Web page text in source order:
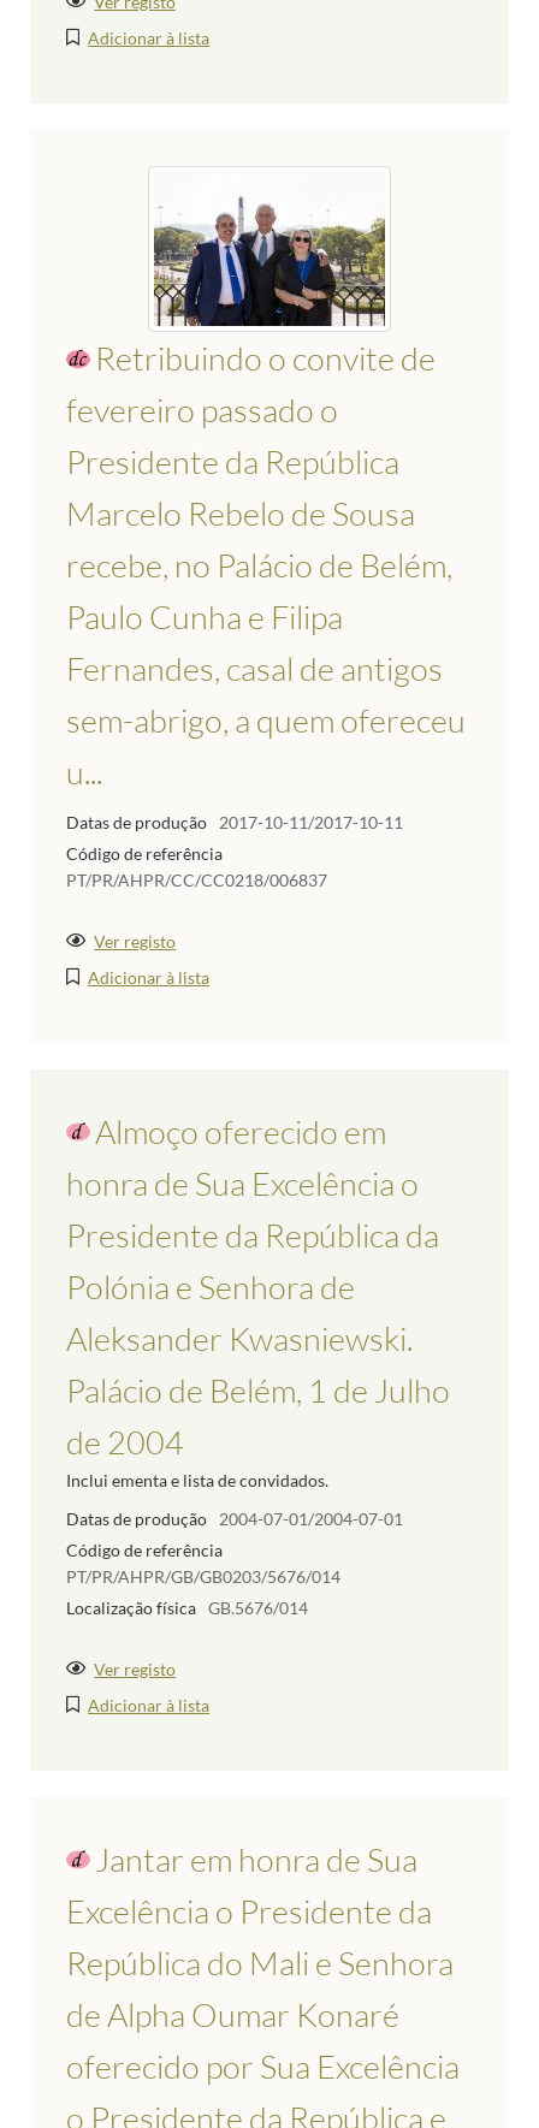
Adicionar à lista
Retribuindo o convite de
fevereiro passado o
Presidente da República
Marcelo Rebelo de Sousa
recebe, no Palácio de Belém,
Paulo Cunha e Filipa
Fernandes, casal de antigos
sem-abrigo, a quem ofereceu
u...
Datas de produção
2017-10-11/2017-10-11
Código de referência
PT/PR/AHPR/CC/CC0218/006837
Ver registo
Adicionar à lista
Almoço oferecido em
honra de Sua Excelência o
Presidente da República da
Polónia e Senhora de
Aleksander Kwasniewski.
Palácio de Belém, 1 de Julho
de 2004
Inclui ementa e lista de convidados.
Datas de produção
2004-07-01/2004-07-01
Código de referência
PT/PR/AHPR/GB/GB0203/5676/014
Localização física GB.5676/014
Ver registo
Adicionar à lista
Jantar em honra de Sua
Excelência o Presidente da
República do Mali e Senhora
de Alpha Oumar Konaré
oferecido por Sua Excelência
o Presidente da República e